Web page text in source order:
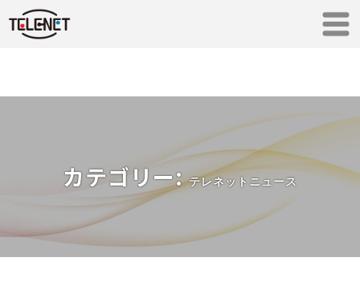
カテゴリー:テレネットニュース